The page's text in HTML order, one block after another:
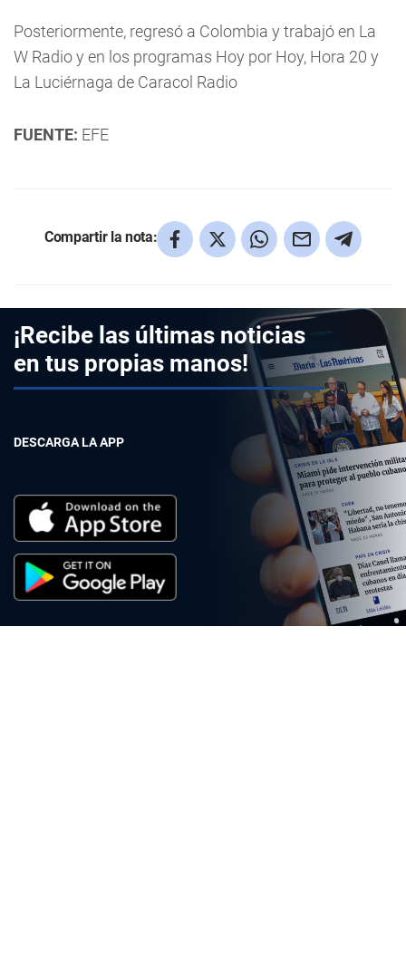
Posteriormente, regresó a Colombia y trabajó en La
W Radio y en los programas Hoy por Hoy, Hora 20 y
La Luciérnaga de Caracol Radio
FUENTE: EFE
Compartir la nota:
¡Recibe las últimas noticias
en tus propias manos!
DESCARGA LA APP